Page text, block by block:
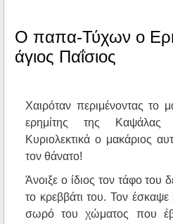
Ο παπα-Τύχων ο
άγιος Παΐσιος
Χαιρόταν περιμένοντας το
ερημίτης της Καψάλας
Κυριολεκτικά ο μακάριος
τον θάνατο!
Άνοιξε ο ίδιος τον τάφο του
το κρεββάτι του. Τον έσκαψε
σωρό του χώματος που